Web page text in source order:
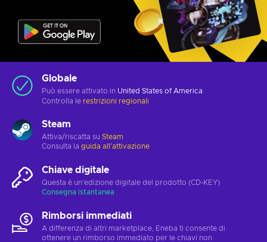
Globale
Può essere attivato in United States of America
Controlla le restrizioni regionali
Steam
Attiva/riscatta su Steam
Consulta la guida all'attivazione
Chiave digitale
Questa è un'edizione digitale del prodotto (CD-KEY)
Consegna istantanea
Rimborsi immediati
A differenza di altri marketplace, Eneba ti consente di
ottenere un rimborso immediato per le chiavi non